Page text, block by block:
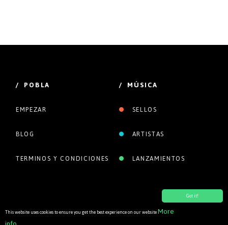
Got it!
This website uses cookies to ensure you get the best experience on our websiteMore
/ POBLA
EMPEZAR
BLOG
TERMINOS Y CONDICIONES
/ MÚSICA
SELLOS
ARTISTAS
LANZAMIENTOS